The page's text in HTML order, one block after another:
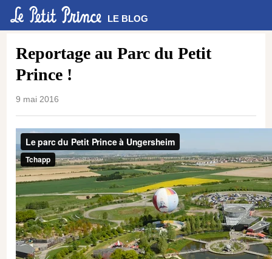
LE BLOG
Reportage au Parc du Petit
Prince !
9 mai 2016